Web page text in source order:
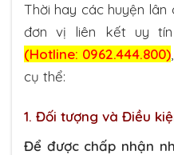
Thời hay các huyện
đơn vị liên kết uy
(Hotline: 0962.444.800)
cụ thể:
1. Đối tượng và Điều
Để được chấp nhận